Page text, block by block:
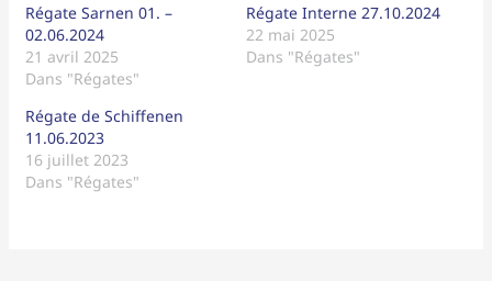
Régate Sarnen 01. –
02.06.2024
21 avril 2025
Dans "Régates"
Régate Interne 27.10.2024
22 mai 2025
Dans "Régates"
Régate de Schiffenen
11.06.2023
16 juillet 2023
Dans "Régates"